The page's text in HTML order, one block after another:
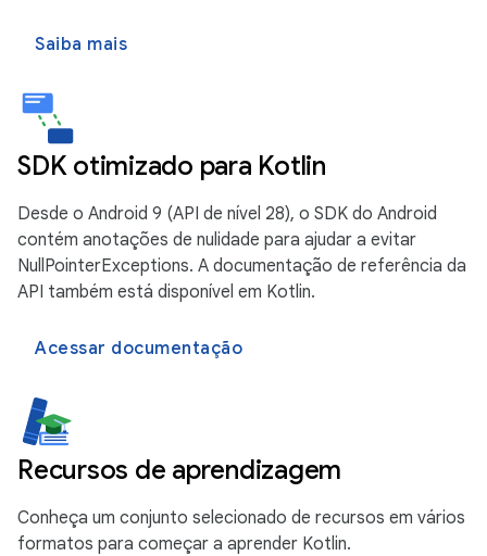
Saiba mais
SDK otimizado para Kotlin
Desde o Android 9 (API de nível 28), o SDK do Android
contém anotações de nulidade para ajudar a evitar
NullPointerExceptions. A documentação de referência da
API também está disponível em Kotlin.
Acessar documentação
Recursos de aprendizagem
Conheça um conjunto selecionado de recursos em vários
formatos para começar a aprender Kotlin.